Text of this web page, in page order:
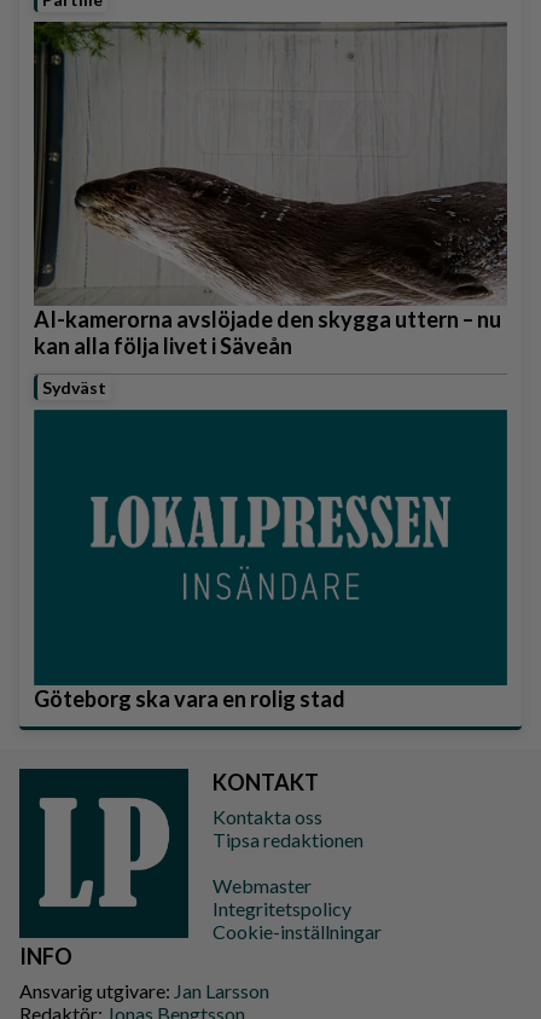
AI-kamerorna avslöjade den skygga uttern – nu
kan alla följa livet i Säveån
Sydväst
Göteborg ska vara en rolig stad
KONTAKT
Kontakta oss
Tipsa redaktionen
Webmaster
Integritetspolicy
Cookie-inställningar
INFO
Ansvarig utgivare: Jan Larsson
Redaktör: Jonas Bengtsson